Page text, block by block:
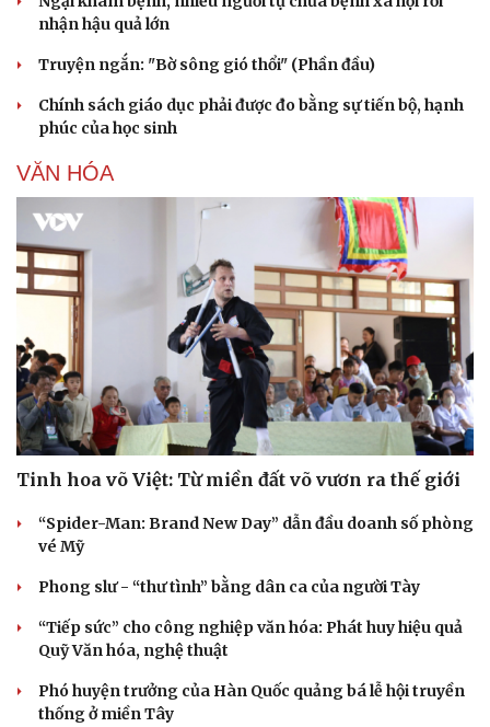
Sân khấu - Điện ảnh
Văn học
Âm nhạc
Di sản
Nghệ sĩ
Thời trang
Sao Việt
nhận hậu quả lớn
Truyện ngắn: "Bờ sông gió thổi" (Phần đầu)
Chính sách giáo dục phải được đo bằng sự tiến bộ, hạnh
phúc của học sinh
VĂN HÓA
Tinh hoa võ Việt: Từ miền đất võ vươn ra thế giới
“Spider-Man: Brand New Day” dẫn đầu doanh số phòng
vé Mỹ
Phong slư - “thư tình” bằng dân ca của người Tày
“Tiếp sức” cho công nghiệp văn hóa: Phát huy hiệu quả
Quỹ Văn hóa, nghệ thuật
Phó huyện trưởng của Hàn Quốc quảng bá lễ hội truyền
thống ở miền Tây